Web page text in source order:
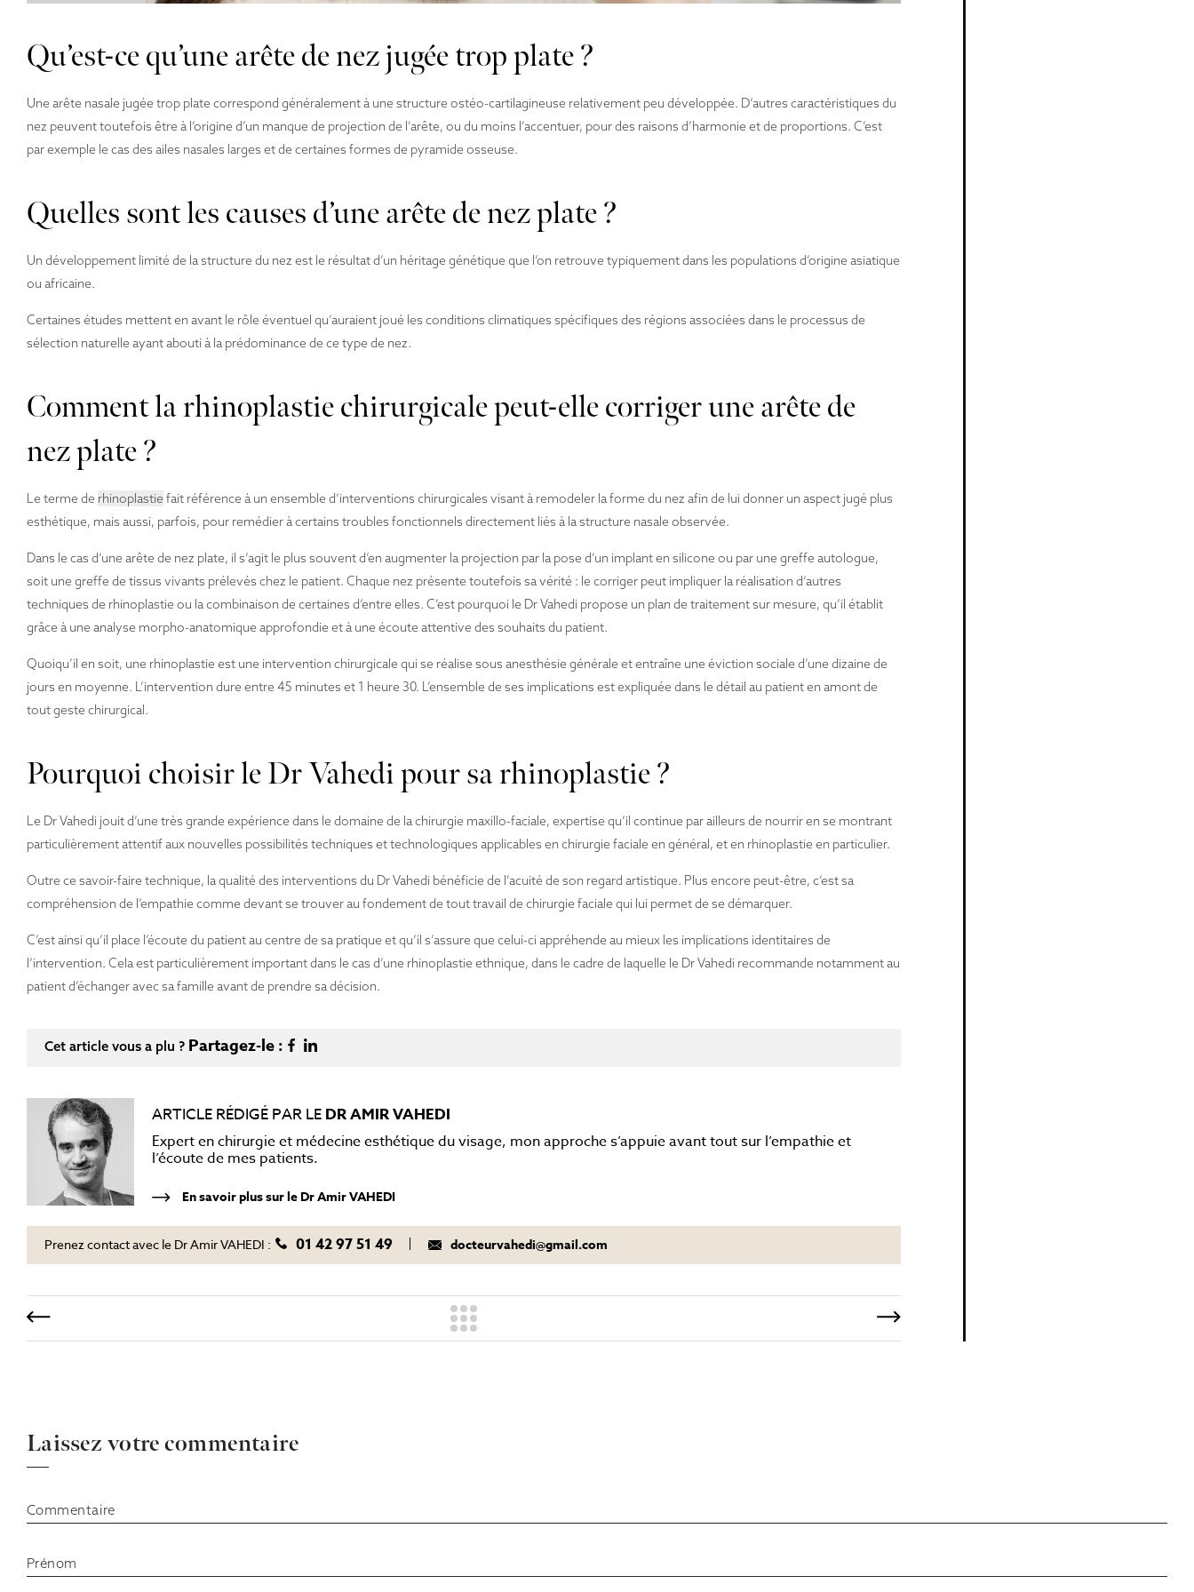
Qu’est-ce qu’une arête de nez jugée trop plate ?
Une arête nasale jugée trop plate correspond généralement à une structure ostéo-cartilagineuse relativement peu développée. D’autres caractéristiques du
nez peuvent toutefois être à l’origine d’un manque de projection de l’arête, ou du moins l’accentuer, pour des raisons d’harmonie et de proportions. C’est
par exemple le cas des ailes nasales larges et de certaines formes de pyramide osseuse.
Quelles sont les causes d’une arête de nez plate ?
Un développement limité de la structure du nez est le résultat d’un héritage génétique que l’on retrouve typiquement dans les populations d’origine asiatique
ou africaine.
Certaines études mettent en avant le rôle éventuel qu’auraient joué les conditions climatiques spécifiques des régions associées dans le processus de
sélection naturelle ayant abouti à la prédominance de ce type de nez.
Comment la rhinoplastie chirurgicale peut-elle corriger une arête de
nez plate ?
Le terme de rhinoplastie fait référence à un ensemble d’interventions chirurgicales visant à remodeler la forme du nez afin de lui donner un aspect jugé plus
esthétique, mais aussi, parfois, pour remédier à certains troubles fonctionnels directement liés à la structure nasale observée.
Dans le cas d’une arête de nez plate, il s’agit le plus souvent d’en augmenter la projection par la pose d’un implant en silicone ou par une greffe autologue,
soit une greffe de tissus vivants prélevés chez le patient. Chaque nez présente toutefois sa vérité : le corriger peut impliquer la réalisation d’autres
techniques de rhinoplastie ou la combinaison de certaines d’entre elles. C’est pourquoi le Dr Vahedi propose un plan de traitement sur mesure, qu’il établit
grâce à une analyse morpho-anatomique approfondie et à une écoute attentive des souhaits du patient.
Quoiqu’il en soit, une rhinoplastie est une intervention chirurgicale qui se réalise sous anesthésie générale et entraîne une éviction sociale d’une dizaine de
jours en moyenne. L’intervention dure entre 45 minutes et 1 heure 30. L’ensemble de ses implications est expliquée dans le détail au patient en amont de
tout geste chirurgical.
Pourquoi choisir le Dr Vahedi pour sa rhinoplastie ?
Le Dr Vahedi jouit d’une très grande expérience dans le domaine de la chirurgie maxillo-faciale, expertise qu’il continue par ailleurs de nourrir en se montrant
particulièrement attentif aux nouvelles possibilités techniques et technologiques applicables en chirurgie faciale en général, et en rhinoplastie en particulier.
Outre ce savoir-faire technique, la qualité des interventions du Dr Vahedi bénéficie de l’acuité de son regard artistique. Plus encore peut-être, c’est sa
compréhension de l’empathie comme devant se trouver au fondement de tout travail de chirurgie faciale qui lui permet de se démarquer.
C’est ainsi qu’il place l’écoute du patient au centre de sa pratique et qu’il s’assure que celui-ci appréhende au mieux les implications identitaires de
l’intervention. Cela est particulièrement important dans le cas d’une rhinoplastie ethnique, dans le cadre de laquelle le Dr Vahedi recommande notamment au
patient d’échanger avec sa famille avant de prendre sa décision.
Cet article vous a plu ? Partagez-le :
ARTICLE RÉDIGÉ PAR LE DR AMIR VAHEDI
Expert en chirurgie et médecine esthétique du visage, mon approche s’appuie avant tout sur l’empathie et
l’écoute de mes patients.
En savoir plus sur le Dr Amir VAHEDI
Prenez contact avec le Dr Amir VAHEDI : 01 42 97 51 49 docteurvahedi@gmail.com
Laissez votre commentaire
Commentaire
Prénom